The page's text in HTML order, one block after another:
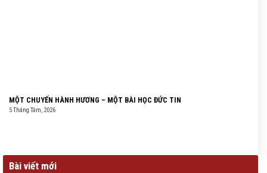
MỘT CHUYẾN HÀNH HƯƠNG – MỘT BÀI HỌC ĐỨC TIN
5 Tháng Tám, 2026
Bài viết mới